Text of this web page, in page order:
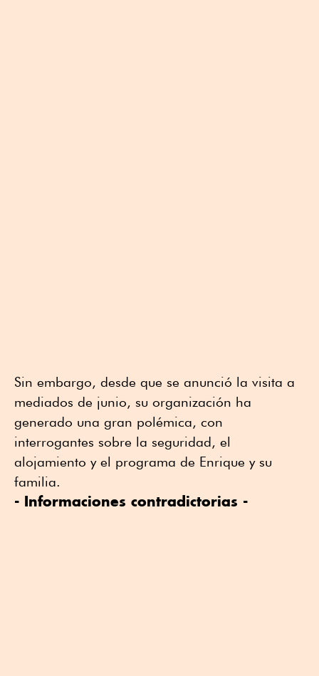
Sin embargo, desde que se anunció la visita a
mediados de junio, su organización ha
generado una gran polémica, con
interrogantes sobre la seguridad, el
alojamiento y el programa de Enrique y su
familia.
- Informaciones contradictorias -